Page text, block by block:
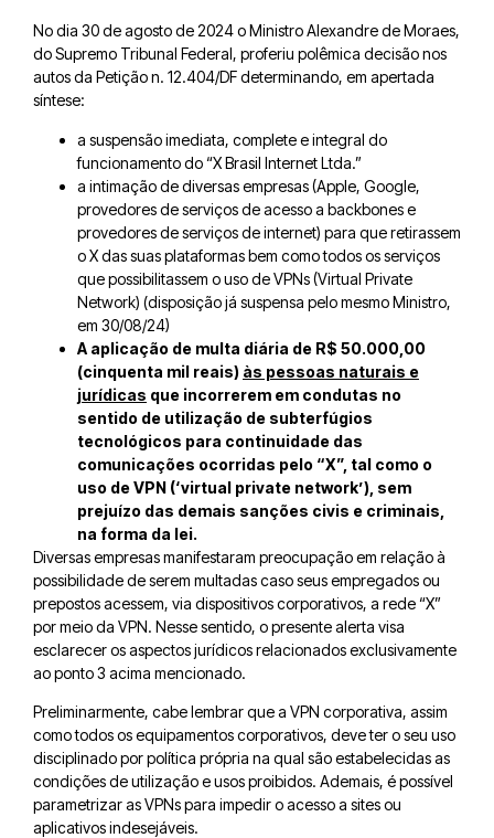
No dia 30 de agosto de 2024 o Ministro Alexandre de Moraes,
do Supremo Tribunal Federal, proferiu polêmica decisão nos
autos da Petição n. 12.404/DF determinando, em apertada
síntese:
a suspensão imediata, complete e integral do
funcionamento do “X Brasil Internet Ltda.”
a intimação de diversas empresas (Apple, Google,
provedores de serviços de acesso a backbones e
provedores de serviços de internet) para que retirassem
o X das suas plataformas bem como todos os serviços
que possibilitassem o uso de VPNs (Virtual Private
Network) (disposição já suspensa pelo mesmo Ministro,
em 30/08/24)
A aplicação de multa diária de R$ 50.000,00
(cinquenta mil reais) às pessoas naturais e
jurídicas que incorrerem em condutas no
sentido de utilização de subterfúgios
tecnológicos para continuidade das
comunicações ocorridas pelo “X”, tal como o
uso de VPN (‘virtual private network’), sem
prejuízo das demais sanções civis e criminais,
na forma da lei.
Diversas empresas manifestaram preocupação em relação à
possibilidade de serem multadas caso seus empregados ou
prepostos acessem, via dispositivos corporativos, a rede “X”
por meio da VPN. Nesse sentido, o presente alerta visa
esclarecer os aspectos jurídicos relacionados exclusivamente
ao ponto 3 acima mencionado.
Preliminarmente, cabe lembrar que a VPN corporativa, assim
como todos os equipamentos corporativos, deve ter o seu uso
disciplinado por política própria na qual são estabelecidas as
condições de utilização e usos proibidos. Ademais, é possível
parametrizar as VPNs para impedir o acesso a sites ou
aplicativos indesejáveis.